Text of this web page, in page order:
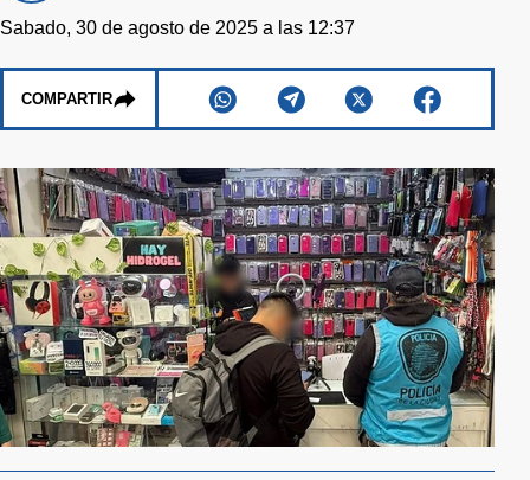
Sabado, 30 de agosto de 2025 a las 12:37
COMPARTIR